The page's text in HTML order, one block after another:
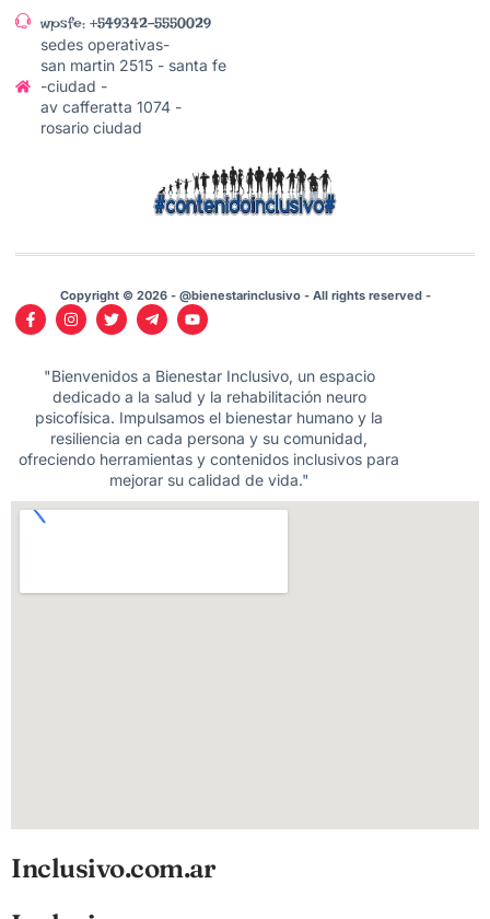
wpsfe: +549342-5550029
sedes operativas-
san martin 2515 - santa fe
-ciudad -
av cafferatta 1074 -
rosario ciudad
Copyright © 2026 - @bienestarinclusivo - All rights reserved -
"Bienvenidos a Bienestar Inclusivo, un espacio
dedicado a la salud y la rehabilitación neuro
psicofísica. Impulsamos el bienestar humano y la
resiliencia en cada persona y su comunidad,
ofreciendo herramientas y contenidos inclusivos para
mejorar su calidad de vida."
Inclusivo.com.ar